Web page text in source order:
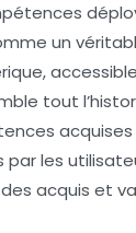
un
tout
les
acquis et